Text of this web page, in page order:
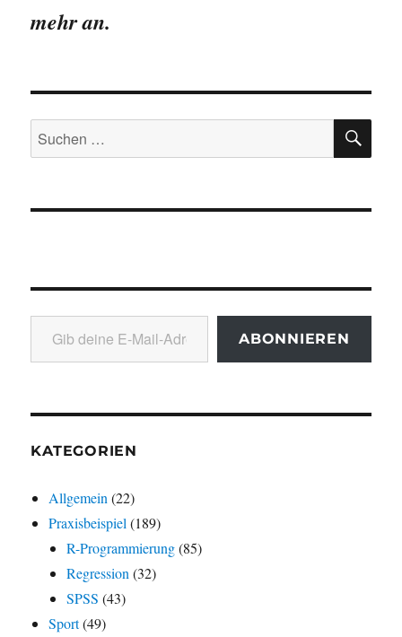
mehr an.
Suchen
nach:
Gib deine E-Mail-Adresse ein ...
ABONNIEREN
KATEGORIEN
Allgemein (22)
Praxisbeispiel (189)
R-Programmierung(85)
Regression (32)
SPSS (43)
Sport(49)